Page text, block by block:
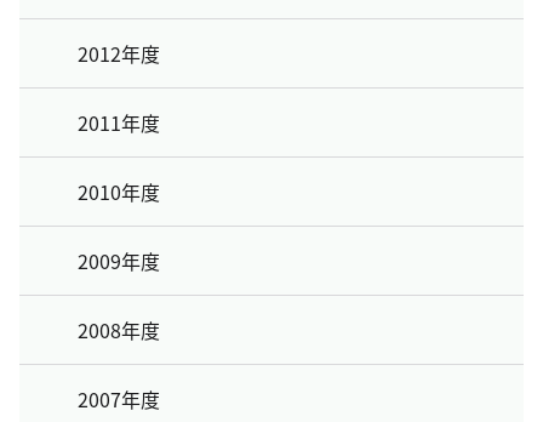
2012年度
2011年度
2010年度
2009年度
2008年度
2007年度